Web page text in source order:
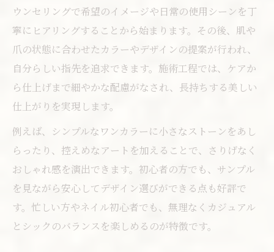
ウンセリングで希望のイメージや日常の使用シーンを丁
寧にヒアリングすることから始まります。その後、肌や
爪の状態に合わせたカラーやデザインの提案が行われ、
自分らしい指先を追求できます。施術工程では、ケアか
ら仕上げまで細やかな配慮がなされ、長持ちする美しい
仕上がりを実現します。
例えば、シンプルなワンカラーに小さなストーンをあし
らったり、控えめなアートを加えることで、さりげなく
おしゃれ感を演出できます。初心者の方でも、サンプル
を見ながら安心してデザイン選びができる点も好評で
す。忙しい方やネイル初心者でも、無理なくカジュアル
とシックのバランスを楽しめるのが特徴です。